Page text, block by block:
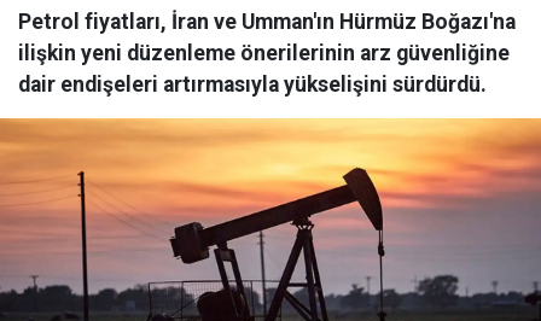
Petrol fiyatları, İran ve Umman'ın Hürmüz Boğazı'na
ilişkin yeni düzenleme önerilerinin arz güvenliğine
dair endişeleri artırmasıyla yükselişini sürdürdü.